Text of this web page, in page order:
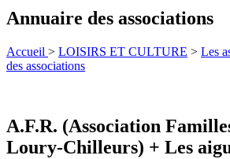
Annuaire des associations
Accueil > LOISIRS ET CULTURE > Les
des associations
A.F.R. (Association
Loury-Chilleurs) + Les